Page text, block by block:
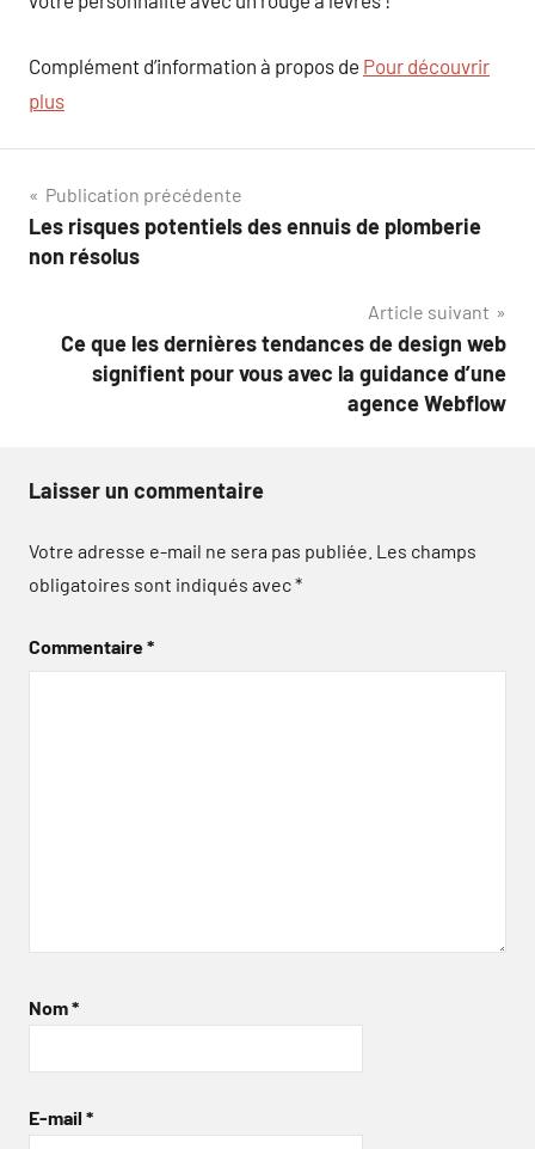
Complément d’information à propos de Pour découvrir
plus
Navigation
de
Publication précédente
Les risques potentiels des ennuis de plomberie
non résolus
Article suivant
Ce que les dernières tendances de design web
signifient pour vous avec la guidance d’une
agence Webflow
Laisser un commentaire
Votre adresse e-mail ne sera pas publiée. Les champs
obligatoires sont indiqués avec*
Commentaire*
Nom*
E-mail *